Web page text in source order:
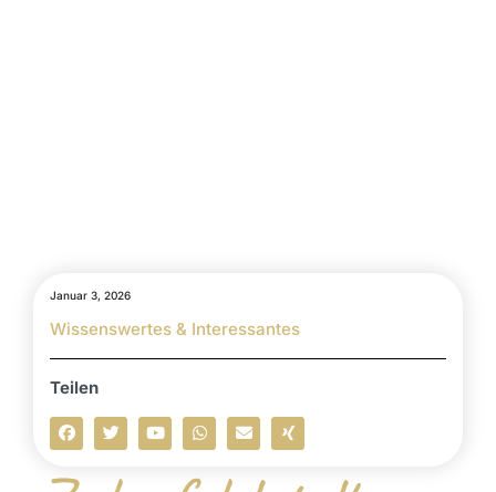
Januar 3, 2026
Wissenswertes & Interessantes
Teilen